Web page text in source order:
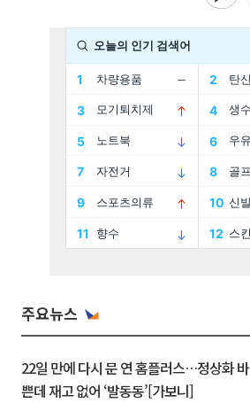
주요뉴스
22일 만에 다시 문 연 홈플러스…정상화 바
쁜데 재고 없어 ‘발동동’[가보니]